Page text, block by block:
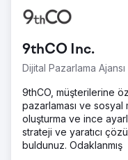
Bu projenin amacı,
tedarik şirketi olan
Çözümümüz,
şekilde dahil olmak ve
bir şey yaratmaktı;
ve SEO hizmetleri
Sonuç
"Azuro ekibi yetenekli,
9thCO Inc.
Dijital Pazarlama Ajansı
9thCO, müşterilerine
pazarlaması ve sosyal
oluşturma ve ince
strateji ve yaratıcı
buldunuz. Odaklanmış